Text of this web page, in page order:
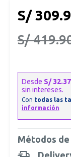
S/
S/
Métodos